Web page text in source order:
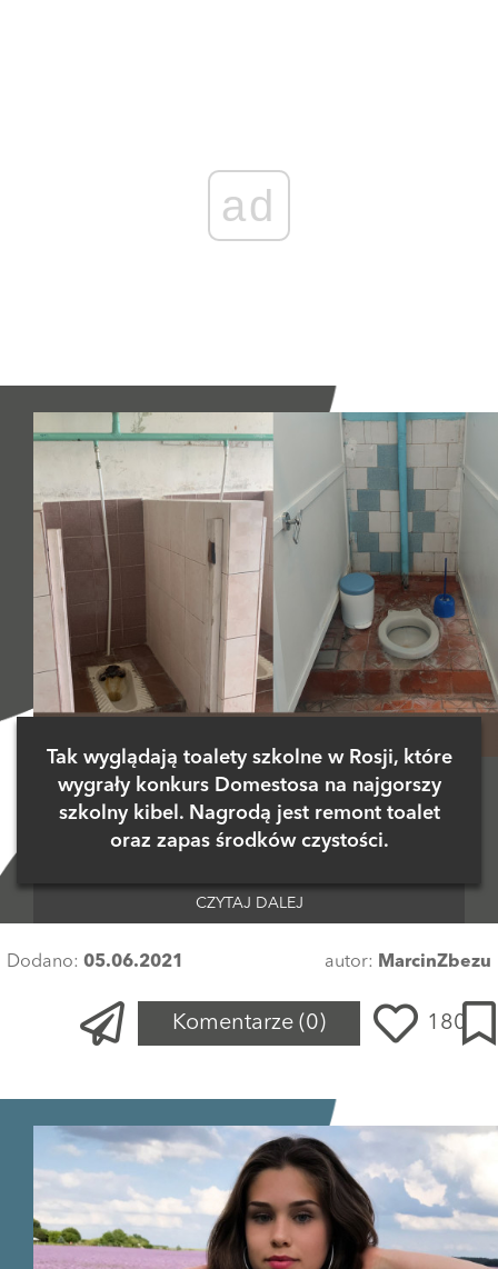
ad
Tak wyglądają toalety szkolne w Rosji, które
wygrały konkurs Domestosa na najgorszy
szkolny kibel. Nagrodą jest remont toalet
oraz zapas środków czystości.
CZYTAJ DALEJ
Dodano: 05.06.2021 autor: MarcinZbezu
Komentarze (0) 180